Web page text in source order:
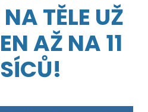
TĚLE UŽ
AŽ NA 11